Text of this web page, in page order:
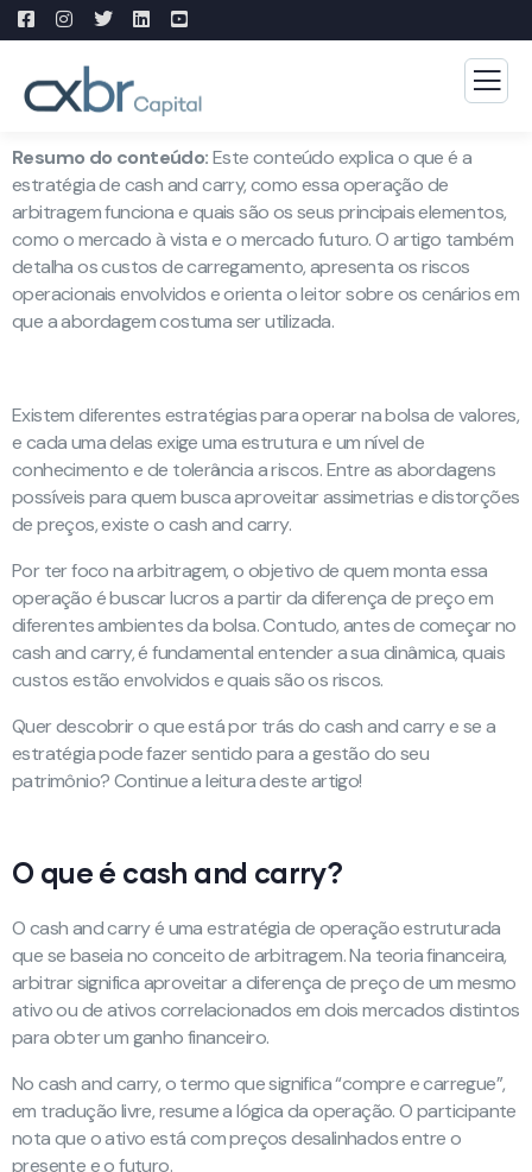
Resumo do conteúdo:Este conteúdo explica o que é a
estratégia de cash and carry, como essa operação de
arbitragem funciona e quais são os seus principais elementos,
como o mercado à vista e o mercado futuro. O artigo também
detalha os custos de carregamento, apresenta os riscos
operacionais envolvidos e orienta o leitor sobre os cenários em
que a abordagem costuma ser utilizada.
Existem diferentes estratégias para operar na bolsa de valores,
e cada uma delas exige uma estrutura e um nível de
conhecimento e de tolerância a riscos. Entre as abordagens
possíveis para quem busca aproveitar assimetrias e distorções
de preços, existe o cash and carry.
Por ter foco na arbitragem, o objetivo de quem monta essa
operação é buscar lucros a partir da diferença de preço em
diferentes ambientes da bolsa. Contudo, antes de começar no
cash and carry, é fundamental entender a sua dinâmica, quais
custos estão envolvidos e quais são os riscos.
Quer descobrir o que está por trás do cash and carry e se a
estratégia pode fazer sentido para a gestão do seu
patrimônio? Continue a leitura deste artigo!
O que é cash and carry?
O cash and carry é uma estratégia de operação estruturada
que se baseia no conceito de arbitragem. Na teoria financeira,
arbitrar significa aproveitar a diferença de preço de um mesmo
ativo ou de ativos correlacionados em dois mercados distintos
para obter um ganho financeiro.
No cash and carry, o termo que significa “compre e carregue”,
em tradução livre, resume a lógica da operação. O participante
nota que o ativo está com preços desalinhados entre o
presente e o futuro.